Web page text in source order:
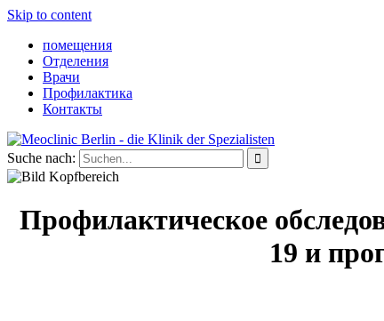
Skip to content
помещения
Отделения
Врачи
Профилактика
Контакты
Suche nach:
Профилактическое
19 и